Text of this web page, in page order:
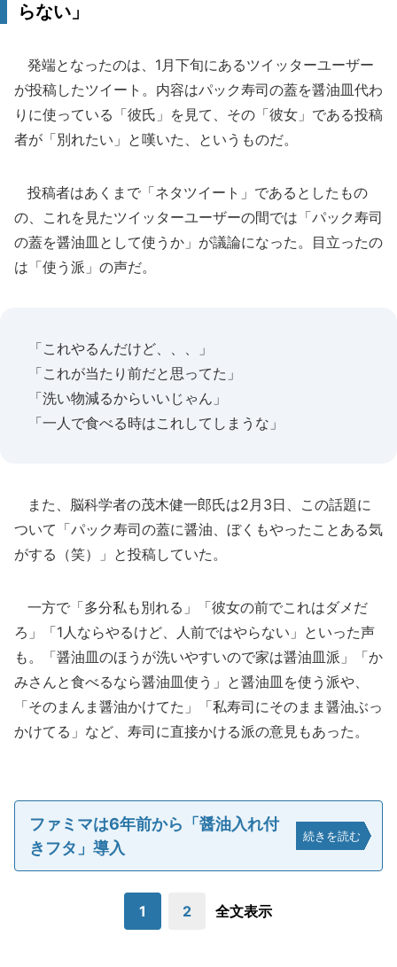
らない」
発端となったのは、1月下旬にあるツイッターユーザー
が投稿したツイート。内容はパック寿司の蓋を醤油皿代わ
りに使っている「彼氏」を見て、その「彼女」である投稿
者が「別れたい」と嘆いた、というものだ。
投稿者はあくまで「ネタツイート」であるとしたもの
の、これを見たツイッターユーザーの間では「パック寿司
の蓋を醤油皿として使うか」が議論になった。目立ったの
は「使う派」の声だ。
「これやるんだけど、、、」
「これが当たり前だと思ってた」
「洗い物減るからいいじゃん」
「一人で食べる時はこれしてしまうな」
また、脳科学者の茂木健一郎氏は2月3日、この話題に
ついて「パック寿司の蓋に醤油、ぼくもやったことある気
がする（笑）」と投稿していた。
一方で「多分私も別れる」「彼女の前でこれはダメだ
ろ」「1人ならやるけど、人前ではやらない」といった声
も。「醤油皿のほうが洗いやすいので家は醤油皿派」「か
みさんと食べるなら醤油皿使う」と醤油皿を使う派や、
「そのまんま醤油かけてた」「私寿司にそのまま醤油ぶっ
かけてる」など、寿司に直接かける派の意見もあった。
ファミマは6年前から「醤油入れ付
きフタ」導入
続きを読む
1 2 全文表示